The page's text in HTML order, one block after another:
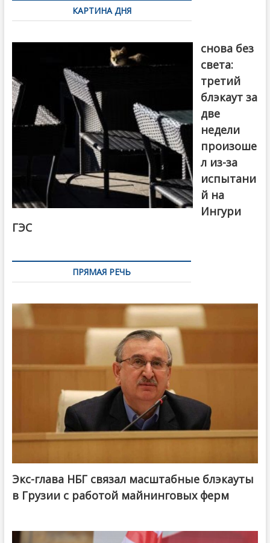
записямКАРТИНА ДНЯ
снова без
света:
третий
блэкаут за
две
недели
произоше
л из-за
испытани
й на
Ингури
ГЭС
ПРЯМАЯ РЕЧЬ
Экс-глава НБГ связал масштабные блэкауты
в Грузии с работой майнинговых ферм